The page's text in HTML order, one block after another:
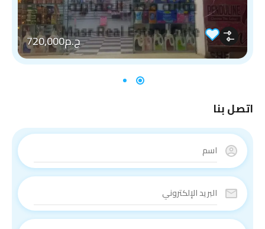
ج.م720,000
اتصل بنا